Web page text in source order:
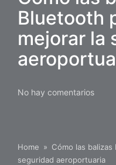
Bluetooth
mejorar la
No hay comentarios
Home » Cómo las
seguridad aeroportuaria